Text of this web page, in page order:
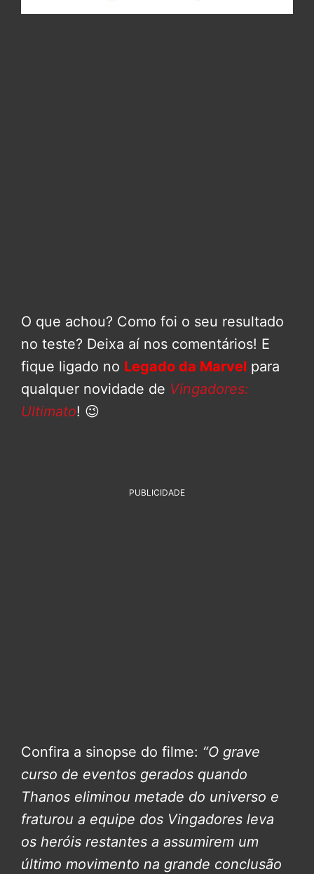
O que achou? Como foi o seu resultado
no teste? Deixa aí nos comentários! E
fique ligado no Legado da Marvel para
qualquer novidade de Vingadores:
Ultimato! 😉
PUBLICIDADE
Confira a sinopse do filme: “O grave
curso de eventos gerados quando
Thanos eliminou metade do universo e
fraturou a equipe dos Vingadores leva
os heróis restantes a assumirem um
último movimento na grande conclusão